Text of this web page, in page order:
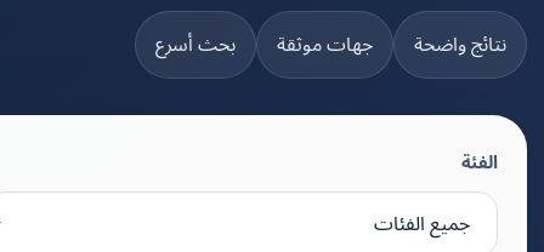
واضحة جهات موثقة بحث أسرع